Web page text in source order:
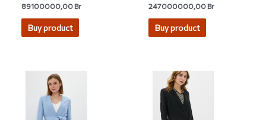
Rated
3.40
out of 5
89100000,00Br
Buy product
Rated
4.00
out of 5
247000000,00Br
Buy product